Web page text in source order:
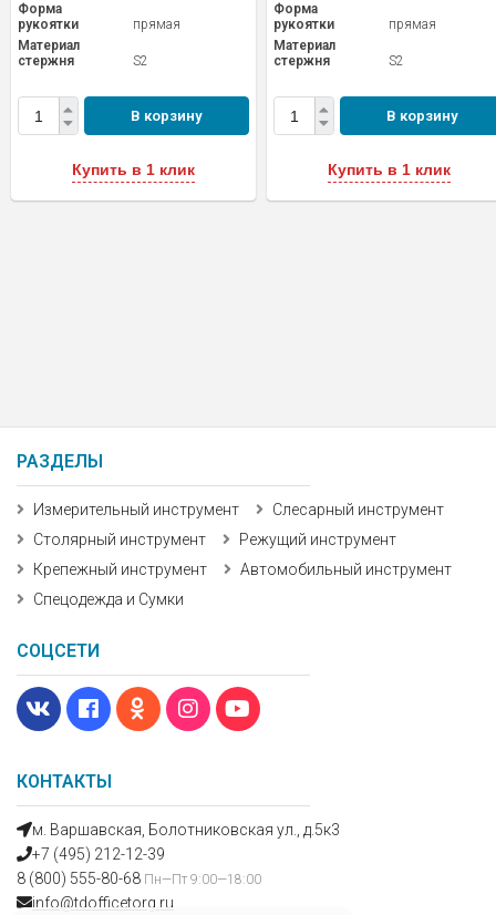
Форма
рукоятки
прямая
Материал
стержня
S2
В корзину
Купить в 1 клик
Форма
рукоятки
прямая
Материал
стержня
S2
В корзину
Купить в 1 клик
КОНТАКТЫ
м. Варшавская, Болотниковская ул., д.5к3
+7 (495) 212-12-39
8 (800) 555-80-68 Пн—Пт 9:00—18:00
info@tdofficetorg.ru
РАЗДЕЛЫ
Измерительный инструмент
Слесарный инструмент
Столярный инструмент
Режущий инструмент
Крепежный инструмент
Автомобильный инструмент
Спецодежда и Сумки
СОЦСЕТИ